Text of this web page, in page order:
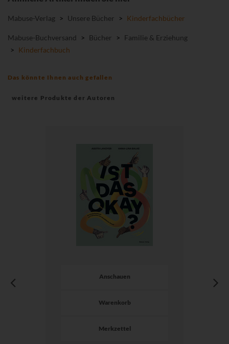
Mabuse-Verlag > Unsere Bücher > Kinderfachbücher
Mabuse-Buchversand > Bücher > Familie & Erziehung
> Kinderfachbuch
Das könnte Ihnen auch gefallen
weitere Produkte der Autoren
Anschauen
Warenkorb
Merkzettel